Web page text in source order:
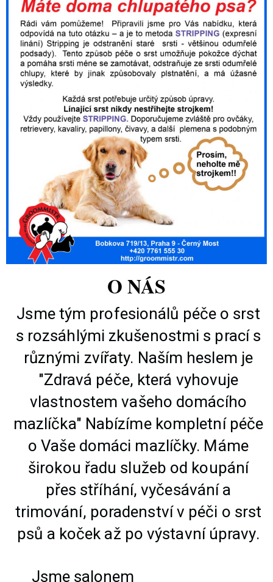
O NÁS
Jsme tým profesionálů péče o srst
s rozsáhlými zkušenostmi s prací s
různými zvířaty. Naším heslem je
"Zdravá péče, která vyhovuje
vlastnostem vašeho domácího
mazlíčka" Nabízíme kompletní péče
o Vaše domáci mazlíčky. Máme
širokou řadu služeb od koupání
přes stříhání, vyčesávání a
trimování, poradenství v péči o srst
psů a koček až po výstavní úpravy.
Jsme salonem